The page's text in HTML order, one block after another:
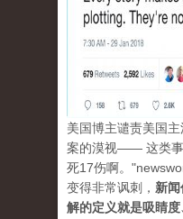
美国博主谴责美国
案的漠视—— 这类事
死17伤啊。
变得非常讽刺， 新
解的定义就是吸睛